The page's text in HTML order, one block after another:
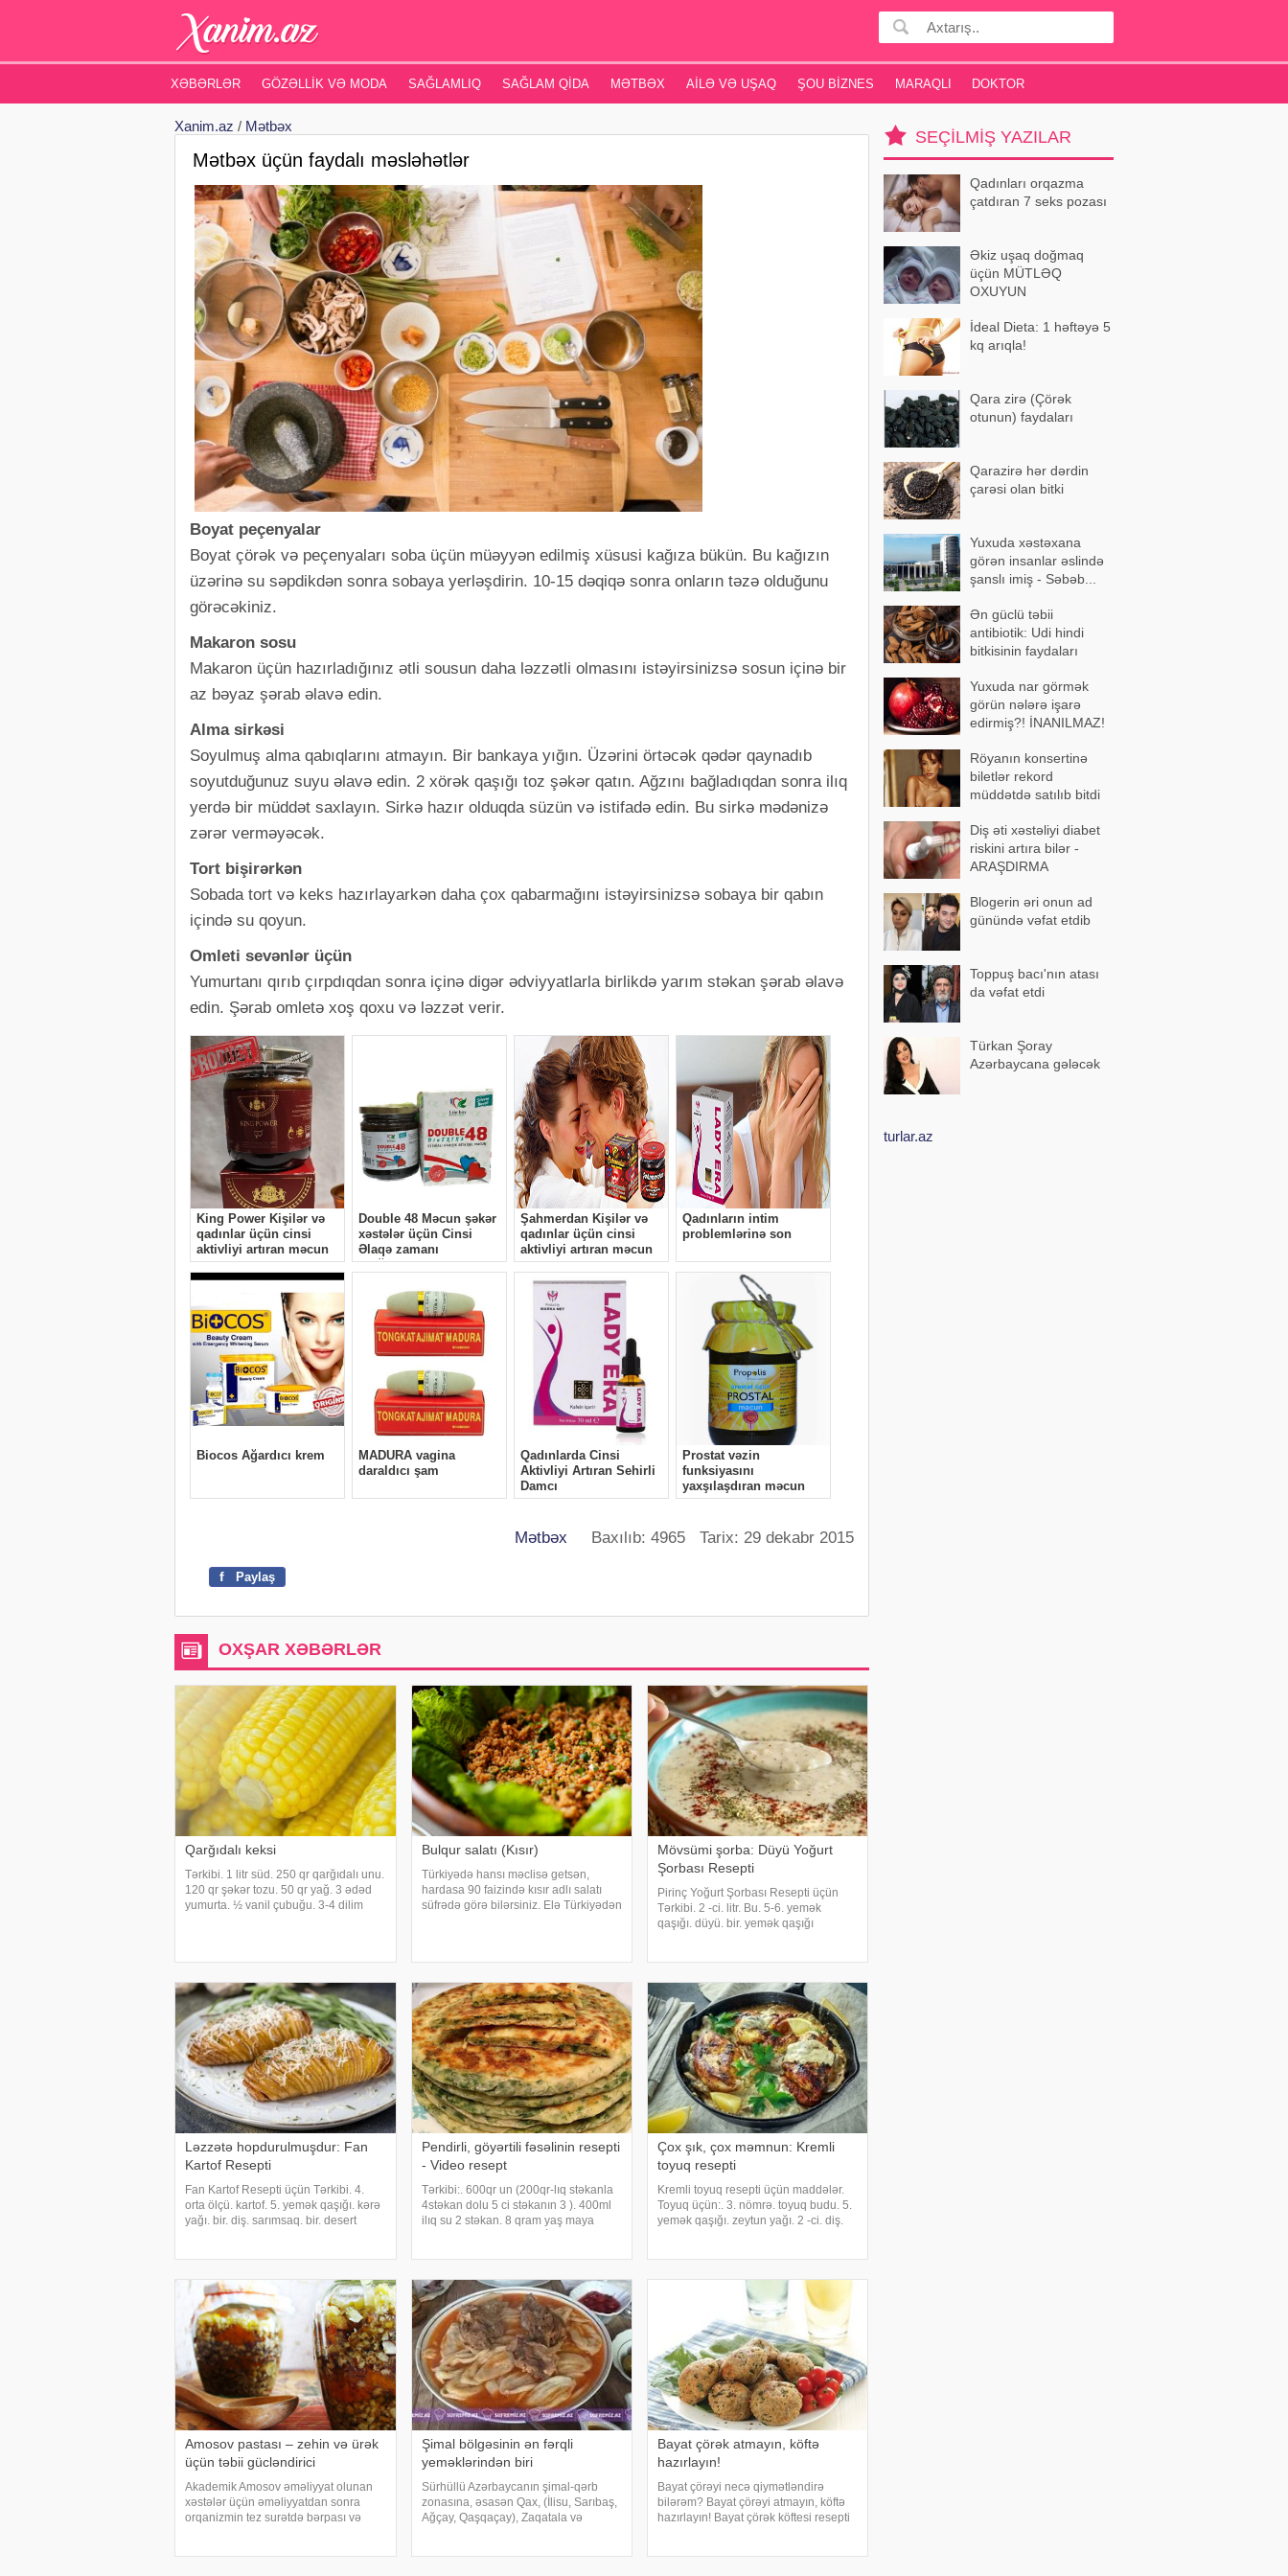
XƏBƏRLƏR GÖZƏLLIK VƏ MODA SAĞLAMLIQ SAĞLAM QIDA MƏTBƏX AILƏ VƏ UŞAQ ŞOU BIZNES MARAQLI DOKTOR
Xanim.az / Mətbəx
Mətbəx üçün faydalı məsləhətlər
Boyat peçenyalar
Boyat çörək və peçenyaları soba üçün müəyyən edilmiş xüsusi kağıza bükün. Bu kağızın
üzərinə su səpdikdən sonra sobaya yerləşdirin. 10-15 dəqiqə sonra onların təzə olduğunu
görəcəkiniz.
Makaron sosu
Makaron üçün hazırladığınız ətli sousun daha ləzzətli olmasını istəyirsinizsə sosun içinə bir
az bəyaz şərab əlavə edin.
Alma sirkəsi
Soyulmuş alma qabıqlarını atmayın. Bir bankaya yığın. Üzərini örtəcək qədər qaynadıb
soyutduğunuz suyu əlavə edin. 2 xörək qaşığı toz şəkər qatın. Ağzını bağladıqdan sonra ilıq
yerdə bir müddət saxlayın. Sirkə hazır olduqda süzün və istifadə edin. Bu sirkə mədənizə
zərər verməyəcək.
Tort bişirərkən
Sobada tort və keks hazırlayarkən daha çox qabarmağını istəyirsinizsə sobaya bir qabın
içində su qoyun.
Omleti sevənlər üçün
Yumurtanı qırıb çırpdıqdan sonra içinə digər ədviyyatlarla birlikdə yarım stəkan şərab əlavə
edin. Şərab omletə xoş qoxu və ləzzət verir.
Mətbəx Baxılıb: 4965 Tarix: 29 dekabr 2015
f Paylaş
OXŞAR XƏBƏRLƏR
Qarğıdalı keksi
Tərkibi. 1 litr süd. 250 qr qarğıdalı unu.
120 qr şəkər tozu. 50 qr yağ. 3 ədəd
yumurta. ½ vanil çubuğu. 3-4 dilim
Bulqur salatı (Kısır)
Türkiyədə hansı məclisə getsən,
hardasa 90 faizində kısır adlı salatı
süfrədə görə bilərsiniz. Elə Türkiyədən
Mövsümi şorba: Düyü Yoğurt
Şorbası Resepti
Pirinç Yoğurt Şorbası Resepti üçün
Tərkibi. 2 -ci. litr. Bu. 5-6. yemək
qaşığı. düyü. bir. yemək qaşığı
Yuxarıdakıla
Ləzzətə hopdurulmuşdur: Fan
Kartof Resepti
Fan Kartof Resepti üçün Tərkibi. 4.
orta ölçü. kartof. 5. yemək qaşığı. kərə
yağı. bir. diş. sarımsaq. bir. desert
Pendirli, göyərtili fəsəlinin resepti
- Video resept
Tərkibi:. 600qr un (200qr-lıq stəkanla
4stəkan dolu 5 ci stəkanın 3 ). 400ml
ilıq su 2 stəkan. 8 qram yaş maya
Çox şık, çox məmnun: Kremli
toyuq resepti
Kremli toyuq resepti üçün maddələr.
Toyuq üçün:. 3. nömrə. toyuq budu. 5.
yemək qaşığı. zeytun yağı. 2 -ci. diş.
Amosov pastası – zehin və ürək
üçün təbii gücləndirici
Akademik Amosov əməliyyat olunan
xəstələr üçün əməliyyatdan sonra
orqanizmin tez surətdə bərpası və
Şimal bölgəsinin ən fərqli
yeməklərindən biri
Sürhüllü Azərbaycanın şimal-qərb
zonasına, əsasən Qax, (İlisu, Sarıbaş,
Ağçay, Qaşqaçay), Zaqatala və
Bayat çörək atmayın, köftə
hazırlayın!
Bayat çörəyi necə qiymətləndirə
bilərəm? Bayat çörəyi atmayın, köftə
hazırlayın! Bayat çörək köftesi resepti
SEÇILMIŞ YAZILAR
Qadınları orqazma
çatdıran 7 seks pozası
Əkiz uşaq doğmaq
üçün MÜTLƏQ
OXUYUN
İdeal Dieta: 1 həftəyə 5
kq arıqla!
Qara zirə (Çörək
otunun) faydaları
Qarazirə hər dərdin
çarəsi olan bitki
Yuxuda xəstəxana
görən insanlar əslində
şanslı imiş - Səbəb...
Ən güclü təbii
antibiotik: Udi hindi
bitkisinin faydaları
Yuxuda nar görmək
görün nələrə işarə
edirmiş?! İNANILMAZ!
Röyanın konsertinə
biletlər rekord
müddətdə satılıb bitdi
Diş əti xəstəliyi diabet
riskini artıra bilər -
ARAŞDIRMA
Blogerin əri onun ad
günündə vəfat etdib
Toppuş bacı'nın atası
da vəfat etdi
Türkan Şoray
Azərbaycana gələcək
turlar.az